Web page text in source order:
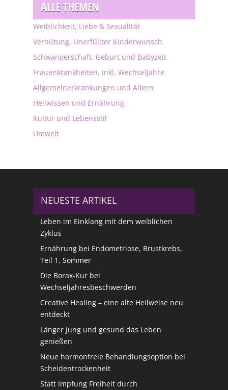
ALLE THEMEN
Weiblichkeit, Liebe & Sexualität
Verhütung, Unerfüllter Kinderwunsch
Schwangerschaft, Geburt und Babyzeit
Frauenkrankheiten, inkl. Wechseljahre
Allgemeinerkrankungen und Altern
Heilwissen und Ernährung
Kultur und Lebensstil
Umwelt
NEUESTE ARTIKEL
Leben im Einklang mit dem weiblichen
Zyklus
Ernährung bei Endometriose, Brustkrebs,
Teil 1, Sommer
Die Borax-Kur bei
Wechseljahresbeschwerden
Creative Healing – eine alte Heilweise neu
entdeckt
Länger jung und gesund das Leben
genießen
Neue hormonfreie Behandlungsoption bei
Scheidentrockenheit
Statt Impfung Freiheit durch